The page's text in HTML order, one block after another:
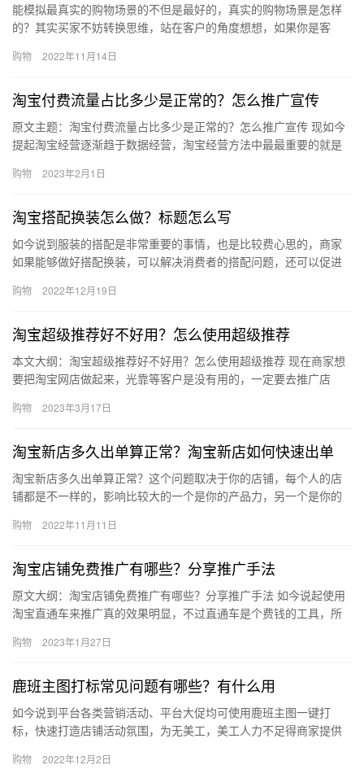
能模拟最真实的购物场景的不但是最好的，真实的购物场景是怎样
的？其实买家不妨转换思维，站在客户的角度想想，如果你是客
呢？肯定有…
购物 2022年11月14日
淘宝付费流量占比多少是正常的？怎么推广宣传
原文主题：淘宝付费流量占比多少是正常的？怎么推广宣传 现如今
提起淘宝经营逐渐趋于数据经营，淘宝经营方法中最最重要的就是
费访…
购物 2023年2月1日
淘宝搭配换装怎么做？标题怎么写
如今说到服装的搭配是非常重要的事情，也是比较费心思的，商家
如果能够做好搭配换装，可以解决消费者的搭配问题，还可以促进
来看看…
购物 2022年12月19日
淘宝超级推荐好不好用？怎么使用超级推荐
本文大纲：淘宝超级推荐好不好用？怎么使用超级推荐 现在商家想
要把淘宝网店做起来，光靠等客户是没有用的，一定要去推广店
级介绍…
购物 2023年3月17日
淘宝新店多久出单算正常？淘宝新店如何快速出单
淘宝新店多久出单算正常？这个问题取决于你的店铺，每个人的店
铺都是不一样的，影响比较大的一个是你的产品力，另一个是你的
没订单…
购物 2022年11月11日
淘宝店铺免费推广有哪些？分享推广手法
原文大纲：淘宝店铺免费推广有哪些？分享推广手法 如今说起使用
淘宝直通车来推广真的效果明显，不过直通车是个费钱的工具，所
铺免…
购物 2023年1月27日
鹿班主图打标常见问题有哪些？有什么用
如今说到平台各类营销活动、平台大促均可使用鹿班主图一键打
标，快速打造店铺活动氛围，为无美工，美工人力不足得商家提供
面来看看…
购物 2022年12月2日